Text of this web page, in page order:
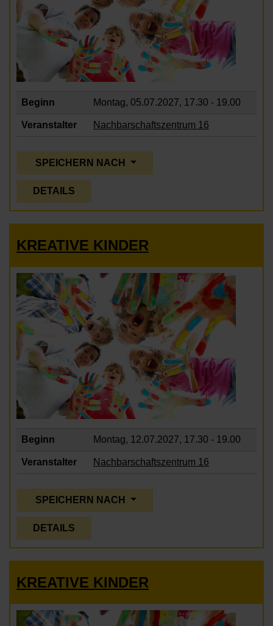
Beginn Montag, 05.07.2027, 17.30 - 19.00
Veranstalter Nachbarschaftszentrum 16
SPEICHERN NACH
DETAILS
KREATIVE KINDER
Beginn Montag, 12.07.2027, 17.30 - 19.00
Veranstalter Nachbarschaftszentrum 16
SPEICHERN NACH
DETAILS
KREATIVE KINDER